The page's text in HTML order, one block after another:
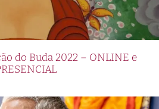
do Buda 2022 – ONLINE e